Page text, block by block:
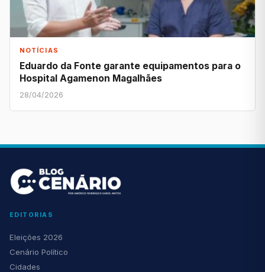
NOTÍCIAS
Eduardo da Fonte garante equipamentos para o
Hospital Agamenon Magalhães
28/04/2026
EDITORIAS
Eleições 2026
Cenário Político
Cidades